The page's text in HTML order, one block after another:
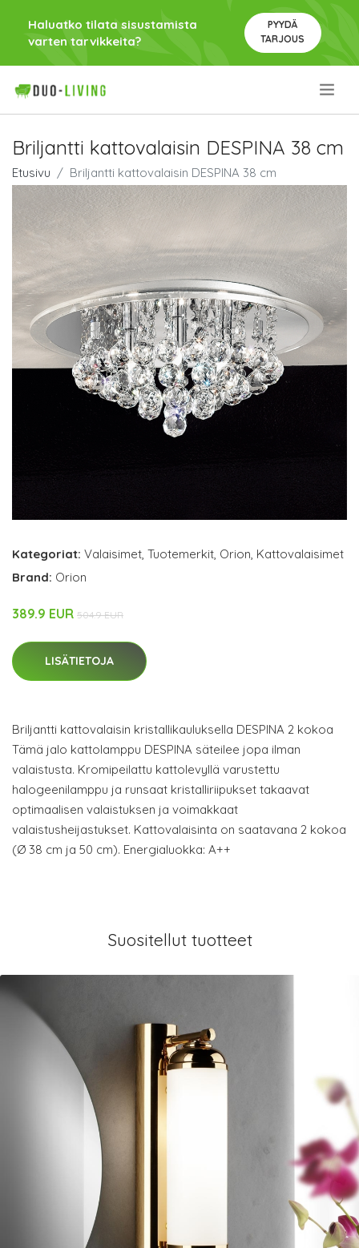
Haluatko tilata sisustamista
varten tarvikkeita?
PYYDÄ
TARJOUS
Briljantti kattovalaisin DESPINA 38 cm
Etusivu Briljantti kattovalaisin DESPINA 38 cm
Kategoriat: Valaisimet, Tuotemerkit, Orion, Kattovalaisimet
Brand: Orion
389.9 EUR 504.9 EUR
LISÄTIETOJA
Briljantti kattovalaisin kristallikauluksella DESPINA 2 kokoa
Tämä jalo kattolamppu DESPINA säteilee jopa ilman
valaistusta. Kromipeilattu kattolevyllä varustettu
halogeenilamppu ja runsaat kristalliriipukset takaavat
optimaalisen valaistuksen ja voimakkaat
valaistusheijastukset. Kattovalaisinta on saatavana 2 kokoa
(Ø 38 cm ja 50 cm). Energialuokka: A++
Suositellut tuotteet